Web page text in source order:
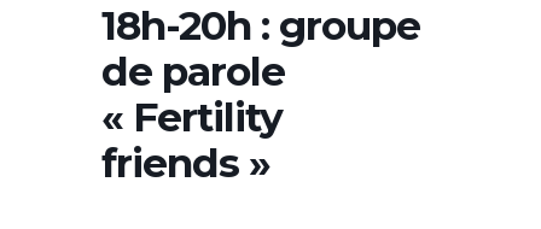
18h-20h : groupe
de parole
« Fertility
friends »